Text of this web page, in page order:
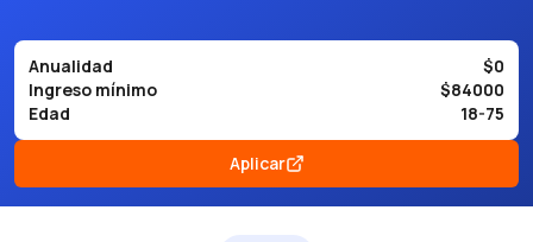
Anualidad
$0
Ingreso mínimo
$84000
Edad
18-75
Aplicar